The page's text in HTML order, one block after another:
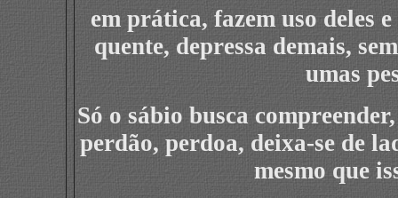
em prática, fazem uso deles
quente, depressa demais,
umas
Só o sábio busca
perdão, perdoa, deixa-se de
mesmo que